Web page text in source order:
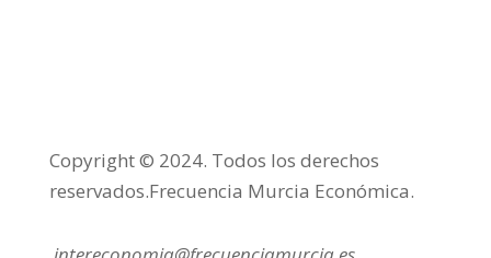
Copyright © 2024. Todos los derechos
reservados.Frecuencia Murcia Económica.